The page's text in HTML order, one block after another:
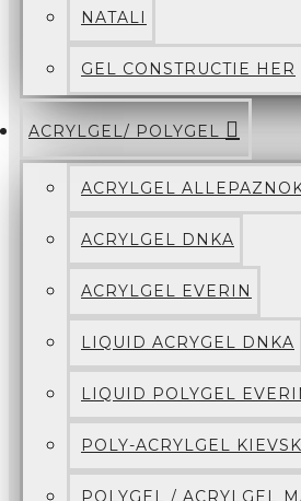
NATALI
GEL CONSTRUCTIE HER
ACRYLGEL/ POLYGEL
ACRYLGEL
ACRYLGEL DNKA
ACRYLGEL EVERIN
LIQUID ACRYGEL DNKA
LIQUID POLYGEL
POLY-ACRYLGEL
POLYGEL / ACRYLGEL